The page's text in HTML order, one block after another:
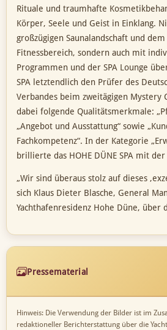
Rituale und traumhafte
Körper, Seele und Geist in Einklang.
großzügigen Saunalandschaft und
Fitnessbereich, sondern auch mit
Programmen und der SPA Lounge
SPA letztendlich den Prüfer des
Verbandes beim zweitägigen Mystery
dabei folgende Qualitätsmerkmale:
„Angebot und Ausstattung“ sowie
Fachkompetenz“. In der Kategorie
brillierte das HOHE DÜNE SPA mit
„Wir sind überaus stolz auf dieses
sich Klaus Dieter Blasche, General
Yachthafenresidenz Hohe Düne, über
Pressematerial
Hinweis: Die Verwendung der Bilder ist im
redaktioneller Berichterstattung über die